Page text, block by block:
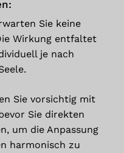
Sie keine
Wirkung entfaltet
je nach
Sie vorsichtig mit
Sie direkten
um die Anpassung
harmonisch zu